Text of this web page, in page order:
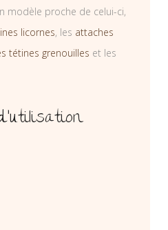
modèle proche de celui-ci,
licornes, les attaches
tétines grenouilles et les